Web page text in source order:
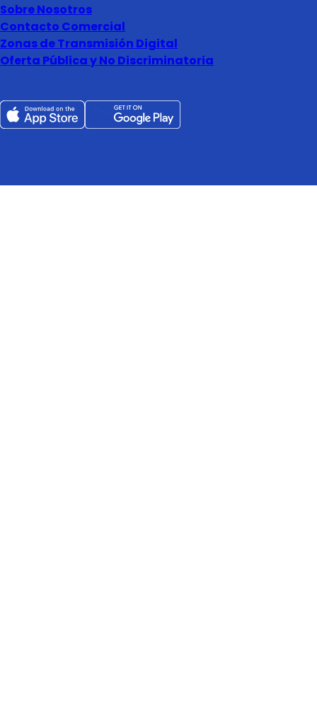
Sobre Nosotros
Contacto Comercial
Zonas de Transmisión Digital
Oferta Pública y No Discriminatoria